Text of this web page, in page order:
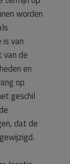
worden
van
van de
en
op
geschil
dat de